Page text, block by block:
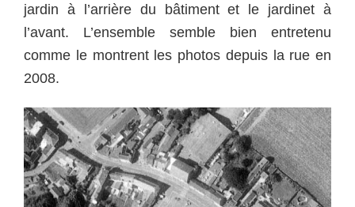
jardin à l’arrière du bâtiment et le jardinet à
l’avant. L’ensemble semble bien entretenu
comme le montrent les photos depuis la rue en
2008.